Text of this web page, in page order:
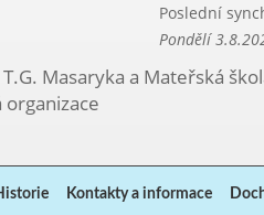
Poslední
Pondělí
Masaryka a Mateřská
Kontakty a informace